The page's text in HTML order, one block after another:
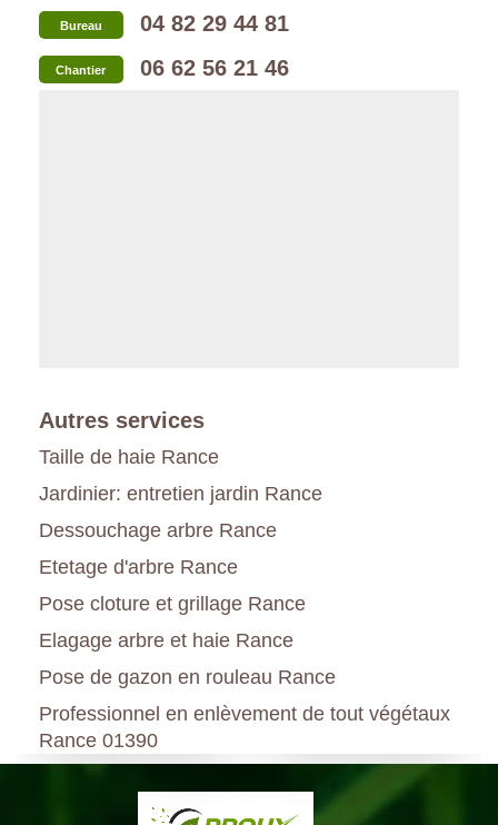
Bureau 04 82 29 44 81
Chantier 06 62 56 21 46
Autres services
Taille de haie Rance
Jardinier: entretien jardin Rance
Dessouchage arbre Rance
Etetage d'arbre Rance
Pose cloture et grillage Rance
Elagage arbre et haie Rance
Pose de gazon en rouleau Rance
Professionnel en enlèvement de tout végétaux
Rance 01390